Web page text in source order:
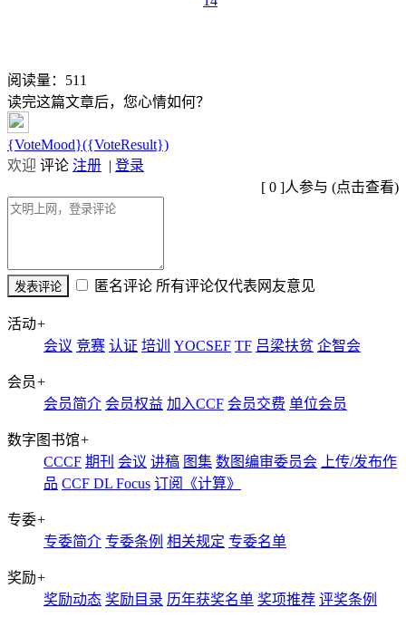
阅读量： 511
读完这篇文章后，您心情如何？
{VoteMood}({VoteResult})
欢迎 评论 注册 | 登录
[ 0 ]人参与 (点击查看)
匿名评论 所有评论仅代表网友意见
活动+
会议 竞赛 认证 培训 YOCSEF TF 吕梁扶贫 企智会
会员+
会员简介 会员权益 加入CCF 会员交费 单位会员
数字图书馆+
CCCF 期刊 会议 讲稿 图集 数图编审委员会
上传/发布作
品 CCF DL Focus 订阅《计算》
专委+
专委简介 专委条例 相关规定 专委名单
奖励+
奖励动态 奖励目录 历年获奖名单 奖项推荐 评奖条例